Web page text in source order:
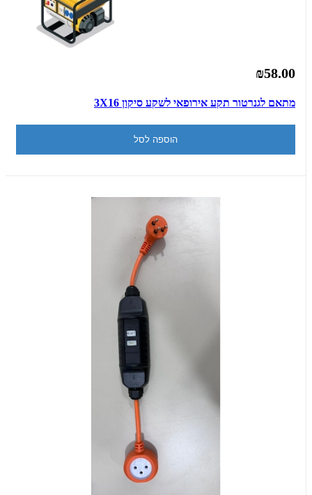
₪58.00
מתאם לגנרטור תקע אירופאי לשקע סיקון 3X16
הוספה לסל